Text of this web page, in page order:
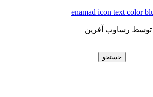
توسط رساوب آفرین
جستجو